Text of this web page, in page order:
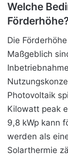
Welche
Die
Maßgeblich
Photovoltaik
Kilowatt peak
9,8 kWp kann
werden als
Solarthermie